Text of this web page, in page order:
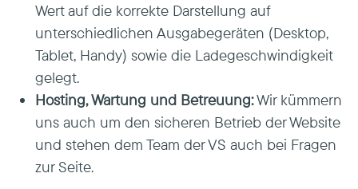
Wert auf die korrekte Darstellung auf
unterschiedlichen Ausgabegeräten (Desktop,
Tablet, Handy) sowie die Ladegeschwindigkeit
gelegt.
Hosting, Wartung und Betreuung:Wir kümmern
uns auch um den sicheren Betrieb der Website
und stehen dem Team der VS auch bei Fragen
zur Seite.